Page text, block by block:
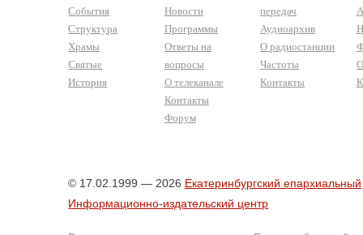
События
Структура
Храмы
Святые
История
Новости
Программы
Ответы на
вопросы
О телеканале
Контакты
Форум
передач
Аудиоархив
О радиостанции
Частоты
Контакты
© 17.02.1999 — 2026 Екатеринбургский епархиальный
Информационно-издательский центр